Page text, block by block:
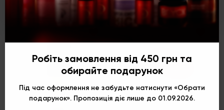
Робіть замовлення від 450 грн та
обирайте подарунок
Під час оформлення не забудьте натиснути «Обрати
подарунок». Пропозиція діє лише до 01.09.2026.